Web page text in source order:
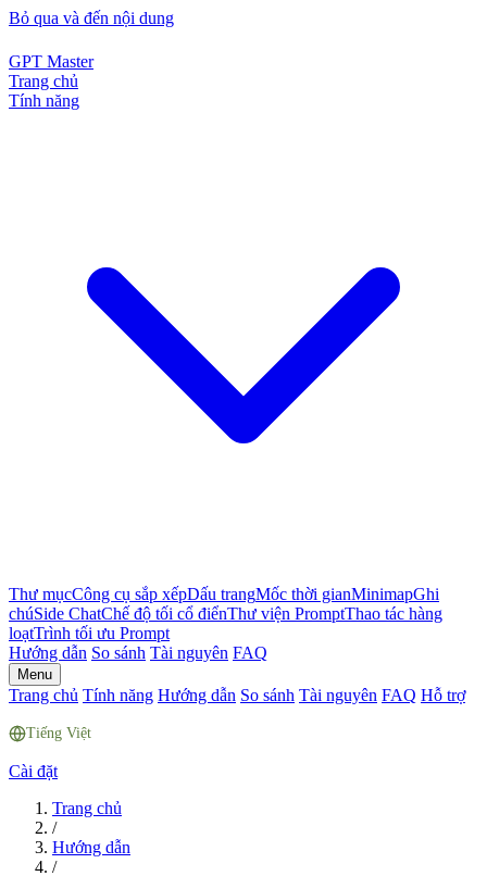
Bỏ qua và đến nội dung
GPT Master
Trang chủ
Tính năng
Thư mụcCông cụ sắp xếpDấu trangMốc thời gianMinimapGhi
chúSide ChatChế độ tối cổ điểnThư viện PromptThao tác hàng
loạtTrình tối ưu Prompt
Hướng dẫn So sánh Tài nguyên FAQ
Menu
Trang chủ Tính năng Hướng dẫn So sánh Tài nguyên FAQ Hỗ trợ
Tiếng Việt
Cài đặt
Trang chủ
/
Hướng dẫn
/